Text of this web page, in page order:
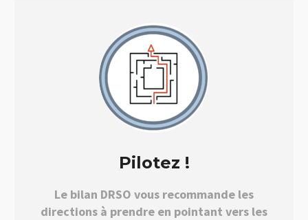
Pilotez !
Le bilan DRSO vous recommande les
directions à prendre en pointant vers les